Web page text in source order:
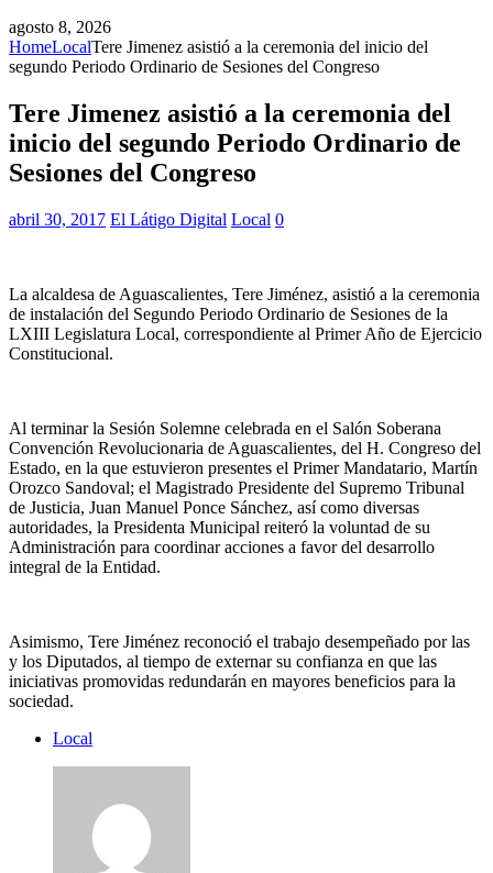
agosto 8, 2026
HomeLocalTere Jimenez asistió a la ceremonia del inicio del
segundo Periodo Ordinario de Sesiones del Congreso
Tere Jimenez asistió a la ceremonia del
inicio del segundo Periodo Ordinario de
Sesiones del Congreso
abril 30, 2017 El Látigo Digital Local 0
La alcaldesa de Aguascalientes, Tere Jiménez, asistió a la ceremonia
de instalación del Segundo Periodo Ordinario de Sesiones de la
LXIII Legislatura Local, correspondiente al Primer Año de Ejercicio
Constitucional.
Al terminar la Sesión Solemne celebrada en el Salón Soberana
Convención Revolucionaria de Aguascalientes, del H. Congreso del
Estado, en la que estuvieron presentes el Primer Mandatario, Martín
Orozco Sandoval; el Magistrado Presidente del Supremo Tribunal
de Justicia, Juan Manuel Ponce Sánchez, así como diversas
autoridades, la Presidenta Municipal reiteró la voluntad de su
Administración para coordinar acciones a favor del desarrollo
integral de la Entidad.
Asimismo, Tere Jiménez reconoció el trabajo desempeñado por las
y los Diputados, al tiempo de externar su confianza en que las
iniciativas promovidas redundarán en mayores beneficios para la
sociedad.
Local